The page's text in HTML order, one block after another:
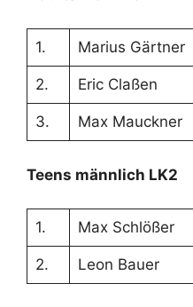
1. Marius Gärtner
2. Eric Claßen
3. Max Mauckner
Teens männlich LK2
1. Max Schlößer
2. Leon Bauer